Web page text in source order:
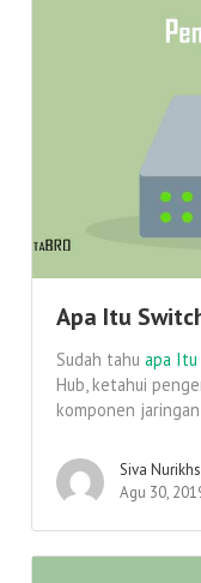
Apa Itu
Sudah tahuapa
Hub, ketahui
komponen
Siva
Agu 30,